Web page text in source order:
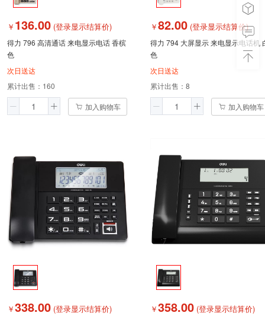
￥ 136.00 (登录显示结算价)
得力 796 高清通话 来电显示电话 香槟
色
次日送达
累计出售： 160
加入购物车
￥82.00 (登录显示结算价)
得力 794 大屏显示 来电显示电话机
色
次日送达
累计出售： 8
加入购物车
￥338.00 (登录显示结算价) ￥358.00 (登录显示结算价)